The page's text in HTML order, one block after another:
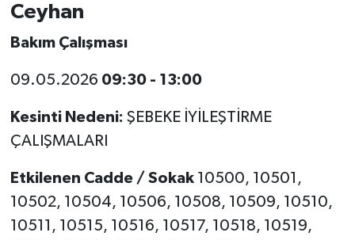
Ceyhan
Bakım Çalışması
09.05.2026 09:30 - 13:00
Kesinti Nedeni: ŞEBEKE İYİLEŞTİRME
ÇALIŞMALARI
Etkilenen Cadde / Sokak10500, 10501,
10502, 10504, 10506, 10508, 10509, 10510,
10511, 10515, 10516, 10517, 10518, 10519,